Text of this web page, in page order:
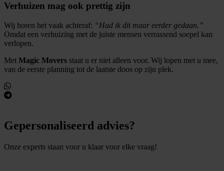
Verhuizen mag ook prettig zijn
Wij horen het vaak achteraf: “Had ik dit maar eerder gedaan.”
Omdat een verhuizing met de juiste mensen verrassend soepel kan
verlopen.
Met Magic Movers staat u er niet alleen voor. Wij lopen met u mee,
van de eerste planning tot de laatste doos op zijn plek.
Gepersonaliseerd advies?
Onze experts staan voor u klaar voor elke vraag!